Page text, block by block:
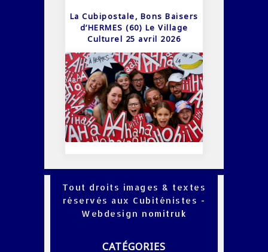
La Cubipostale, Bons Baisers
d’HERMES (60) Le Village
Culturel 25 avril 2026
Tout droits images & textes
réservés aux Cubiténistes -
Webdesign nomitruk
CATÉGORIES